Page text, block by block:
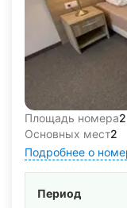
Площадь номера
Основных мест2
Подробнее о
Период